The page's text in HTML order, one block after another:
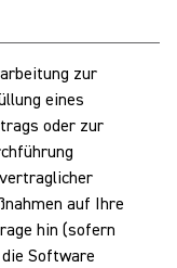
zur
eines
oder zur
auf Ihre
hin (sofern
Software